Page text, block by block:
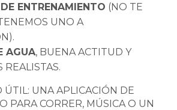
ENTRENAMIENTO (NO TE
UNO A
AGUA, BUENA ACTITUD Y
REALISTAS.
ÚTIL: UNA APLICACIÓN DE
PARA CORRER, MÚSICA O UN